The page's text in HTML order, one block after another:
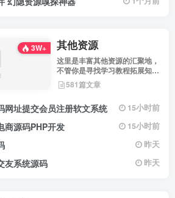
3W+ 其他资源
这里是丰富其他资源的汇聚地，
不管你是寻找学习教程拓展知
识，还是搜集各类素材激发创作
灵感，亦或是查询专业数据辅助
源定期更新、分类清晰、下载便
务，快来探索发现所需资源！
581篇文章
网址提交会员注册软文系统 15小时前
商源码PHP开发 15小时前
昨天
友系统源码 昨天